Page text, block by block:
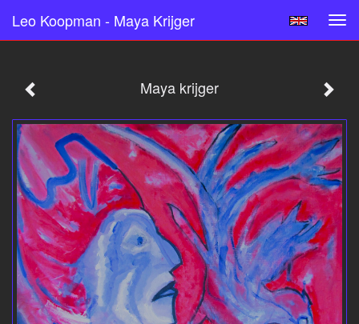
Leo Koopman - Maya Krijger
Maya krijger